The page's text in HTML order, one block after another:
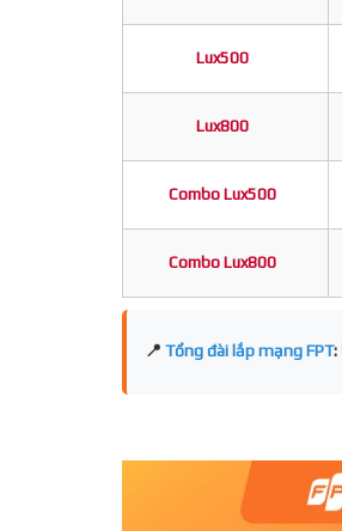
Lux500
Lux800
Combo Lux500
Combo Lux800
📍 Tổng đài lắp mạng FPT: